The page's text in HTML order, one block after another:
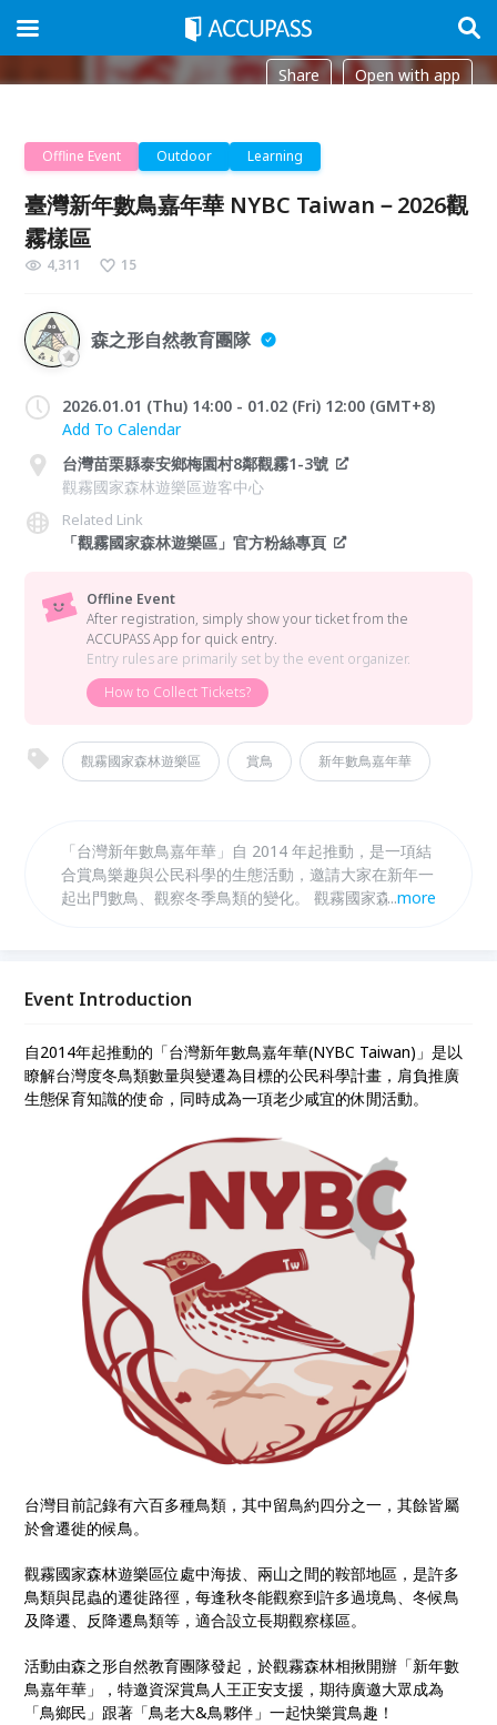
Share Open with app
Offline Event Outdoor Learning
臺灣新年數鳥嘉年華 NYBC Taiwan－2026觀
霧樣區
4,311 15
森之形自然教育團隊
2026.01.01 (Thu) 14:00 - 01.02 (Fri) 12:00 (GMT+8)
Add To Calendar
台灣苗栗縣泰安鄉梅園村8鄰觀霧1-3號
觀霧國家森林遊樂區遊客中心
Related Link
「觀霧國家森林遊樂區」官方粉絲專頁
Offline Event
After registration, simply show your ticket from the
ACCUPASS App for quick entry.
Entry rules are primarily set by the event organizer.
How to Collect Tickets?
觀霧國家森林遊樂區 賞鳥 新年數鳥嘉年華
「台灣新年數鳥嘉年華」自 2014 年起推動，是一項結
合賞鳥樂趣與公民科學的生態活動，邀請大家在新年一
起出門數鳥、觀察冬季鳥類的變化。 觀霧國家森林遊
屆的熱烈回響，今年森之形自然教育團隊再次號召「鳥
賞鳥任務。
...more
Event Introduction
自2014年起推動的「台灣新年數鳥嘉年華(NYBC Taiwan)」是以
瞭解台灣度冬鳥類數量與變遷為目標的公民科學計畫，肩負推廣
生態保育知識的使命，同時成為一項老少咸宜的休閒活動。
台灣目前記錄有六百多種鳥類，其中留鳥約四分之一，其餘皆屬
於會遷徙的候鳥。
觀霧國家森林遊樂區位處中海拔、兩山之間的鞍部地區，是許多
鳥類與昆蟲的遷徙路徑，每逢秋冬能觀察到許多過境鳥、冬候鳥
及降遷、反降遷鳥類等，適合設立長期觀察樣區。
活動由森之形自然教育團隊發起，於觀霧森林相揪開辦「新年數
鳥嘉年華」，特邀資深賞鳥人王正安支援，期待廣邀大眾成為
「鳥鄉民」跟著「鳥老大&鳥夥伴」一起快樂賞鳥趣！